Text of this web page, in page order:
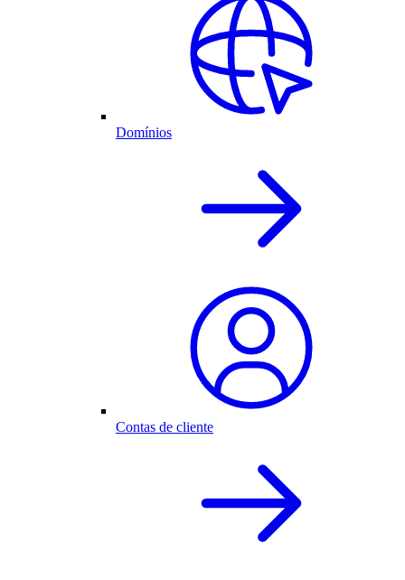
Domínios
Contas de cliente